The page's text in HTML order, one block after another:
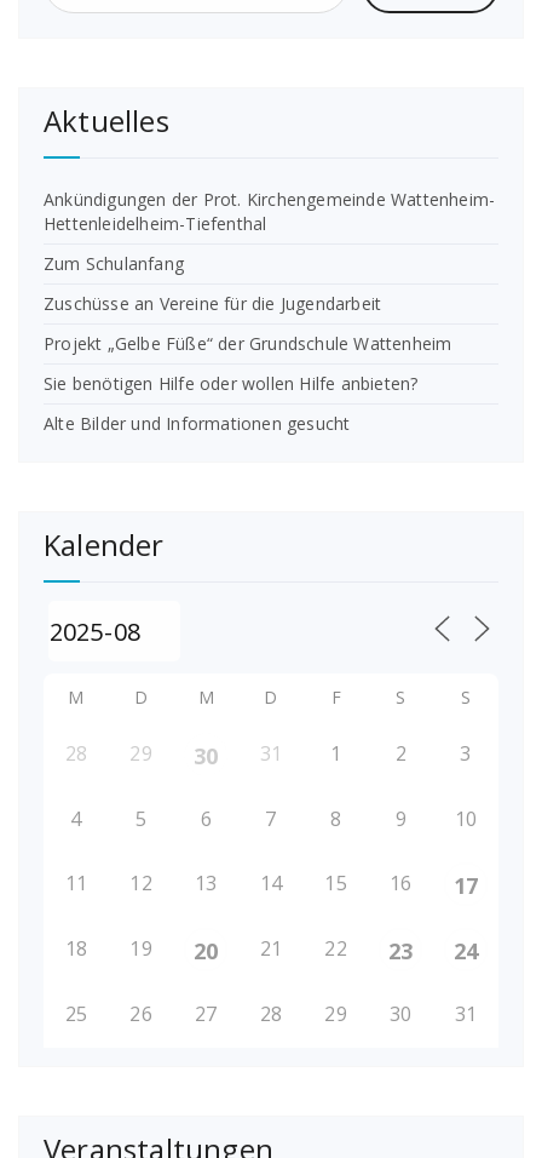
Aktuelles
Ankündigungen der Prot. Kirchengemeinde Wattenheim-
Hettenleidelheim-Tiefenthal
Zum Schulanfang
Zuschüsse an Vereine für die Jugendarbeit
Projekt „Gelbe Füße“ der Grundschule Wattenheim
Sie benötigen Hilfe oder wollen Hilfe anbieten?
Alte Bilder und Informationen gesucht
Kalender
M D M D F S S
28 29 30 31 1 2 3
4 5 6 7 8 9 10
11 12 13 14 15 16 17
18 19 20 21 22 23 24
25 26 27 28 29 30 31
Veranstaltungen